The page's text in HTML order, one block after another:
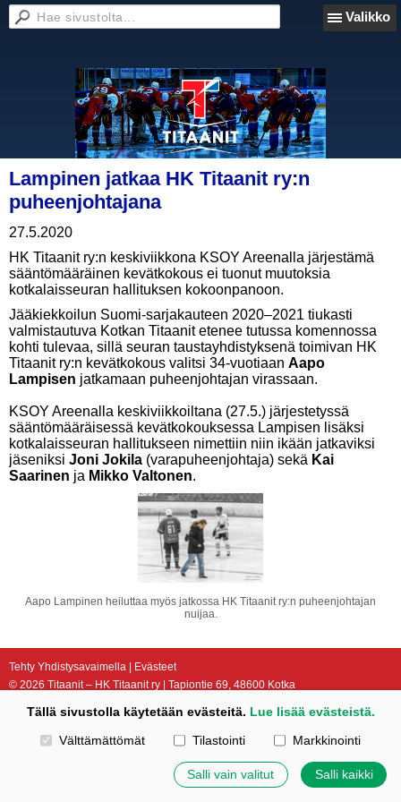
Valikko
Lampinen jatkaa HK Titaanit ry:n
puheenjohtajana
27.5.2020
HK Titaanit ry:n keskiviikkona KSOY Areenalla järjestämä
sääntömääräinen kevätkokous ei tuonut muutoksia
kotkalaisseuran hallituksen kokoonpanoon.
Jääkiekkoilun Suomi-sarjakauteen 2020–2021 tiukasti
valmistautuva Kotkan Titaanit etenee tutussa komennossa
kohti tulevaa, sillä seuran taustayhdistyksenä toimivan HK
Titaanit ry:n kevätkokous valitsi 34-vuotiaan Aapo
Lampisen jatkamaan puheenjohtajan virassaan.
KSOY Areenalla keskiviikkoiltana (27.5.) järjestetyssä
sääntömääräisessä kevätkokouksessa Lampisen lisäksi
kotkalaisseuran hallitukseen nimettiin niin ikään jatkaviksi
jäseniksi Joni Jokila (varapuheenjohtaja) sekä Kai
Saarinen ja Mikko Valtonen.
Aapo Lampinen heiluttaa myös jatkossa HK Titaanit ry:n puheenjohtajan
nuijaa.
Tehty Yhdistysavaimella | Evästeet
© 2026 Titaanit – HK Titaanit ry | Tapiontie 69, 48600 Kotka
Tällä sivustolla käytetään evästeitä. Lue lisää evästeistä.
Valitse käytettävät evästeet
Välttämättömät Tilastointi Markkinointi
Salli vain valitut Salli kaikki